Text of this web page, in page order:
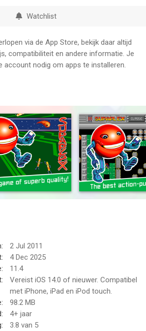
Watchlist
via de App Store, bekijk daar altijd
compatibiliteit en andere informatie. Je
account nodig om apps te installeren.
superb quality!
the world have already experienced
Murphy to travel through hundreds
levels! This series of games can
or even years, that's why we have
UNIVERSE!
GAMING ENGINE! Superbly fine-
Lots of hidden features! Experiment
SCROLL AND ZOOM IN & OUT OF
SPEEDS! Hone your tactical skills!
2 Jul 2011
4 Dec 2025
11.4
Vereist iOS 14.0 of nieuwer. Compatibel
met iPhone, iPad en iPod touch.
98.2 MB
4+ jaar
3.8 van 5